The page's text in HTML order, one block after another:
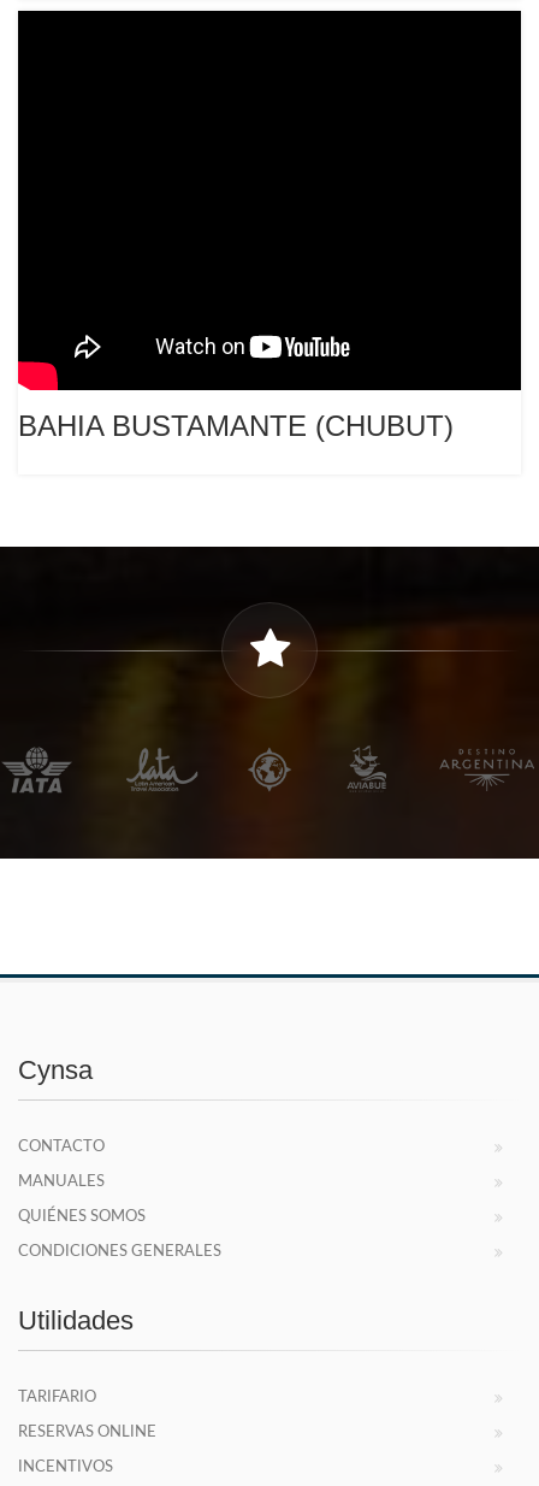
BAHIA BUSTAMANTE (CHUBUT)
Cynsa
CONTACTO
MANUALES
QUIÉNES SOMOS
CONDICIONES GENERALES
Utilidades
TARIFARIO
RESERVAS ONLINE
INCENTIVOS